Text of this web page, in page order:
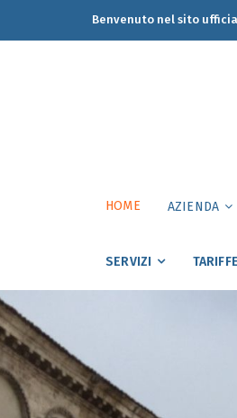
Benvenuto nel sito
HOME AZIENDA
SERVIZI TARIFFE